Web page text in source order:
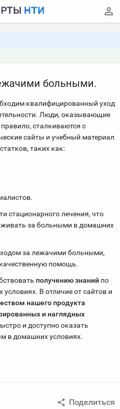
больными.
квалифицированный уход
Люди, оказывающие
сталкиваются с
сайты и учебный материал
таких как:
стационарного лечения, что
за больными в домашних
за лежачими больными,
помощь.
получению знаний по
В отличие от сайтов и
нашего продукта
и наглядных
и доступно оказать
в домашних условиях.
Поделиться